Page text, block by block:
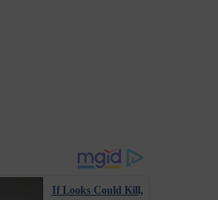
If Looks Could Kill,